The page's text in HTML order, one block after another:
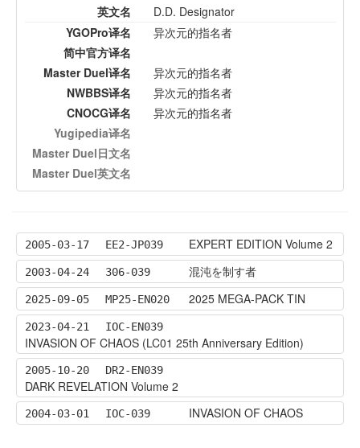
英文名
D.D. Designator
YGOPro译名
异次元的指名者
简中官方译名
Master Duel译名
异次元的指名者
NWBBS译名
异次元的指名者
CNOCG译名
异次元的指名者
Yugipedia译名
Master Duel日文名
Master Duel英文名
2005-03-17 EE2-JP039 EXPERT EDITION Volume 2
2003-04-24 306-039 混沌を制す者
2025-09-05 MP25-EN020 2025 MEGA-PACK TIN
2023-04-21 IOC-EN039
INVASION OF CHAOS (LC01 25th Anniversary Edition)
2005-10-20 DR2-EN039
DARK REVELATION Volume 2
2004-03-01 IOC-039 INVASION OF CHAOS